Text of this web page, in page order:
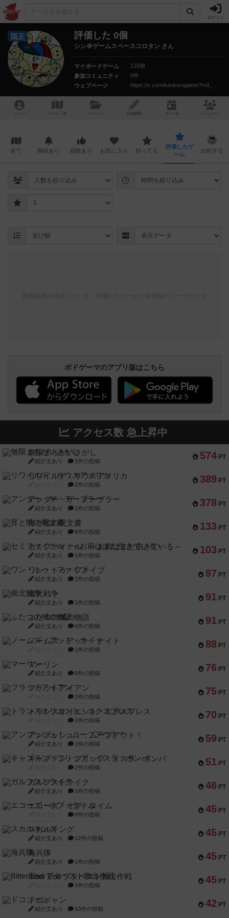
ログイン
国王 評価した 0個
シン＠ゲームスペースコロタン さん
マイボードゲーム
119個
参加コミュニティ
0件
ウェブページ
トップ ゲーム一覧 マイリスト 投稿履歴 ボ ドゲ コミュニティ
全て 興味あり 経験あり お気に入り 持ってる
評価したゲ
ーム
比較する
ボドゲーマのアプリ版はこちら
アクセス数 急上昇中
574 PT
無限まちがいさがし
紹介文あり 2件の投稿
389 PT
リワイルド：サウスアメリカ
2件の投稿
378 PT
アンダー・ザ・テーブラー
紹介文あり 1件の投稿
133 PT
宵と暁の呪文書
紹介文あり 8件の投稿
103 PT
セミファイナル ～お前はまだ生きている～
紹介文あり 1件の投稿
97 PT
ワン・トゥ・ファイブ
紹介文あり 1件の投稿
91 PT
南北戦争
紹介文あり 1件の投稿
91 PT
ふたつの城の物語
紹介文あり 6件の投稿
88 PT
ノームズ・アット・ナイト
1件の投稿
76 PT
マーリン
紹介文あり 6件の投稿
75 PT
フラットアイアン
2件の投稿
70 PT
トランスオリエント・エクスプレス
1件の投稿
59 PT
アンブッシュ！：ムーブアウト！
紹介文あり 1件の投稿
51 PT
キャプテン・フリップ：イスラ・ボンバ
2件の投稿
46 PT
ガルフストライク
紹介文あり 1件の投稿
45 PT
エコーズ・オブ・タイム
8件の投稿
45 PT
スカルキング
紹介文あり 12件の投稿
45 PT
海兵隊
紹介文あり 1件の投稿
45 PT
Bitter End ブタペスト救出作戦
1件の投稿
42 PT
ドコジャン
紹介文あり 10件の投稿